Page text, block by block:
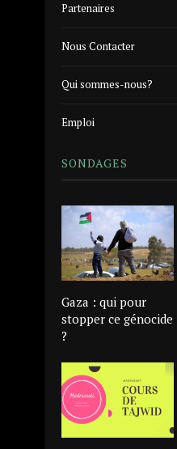
Partenaires
Nous Contacter
Qui sommes-nous?
Emploi
SONDAGES
Gaza : qui pour
stopper ce génocide
?